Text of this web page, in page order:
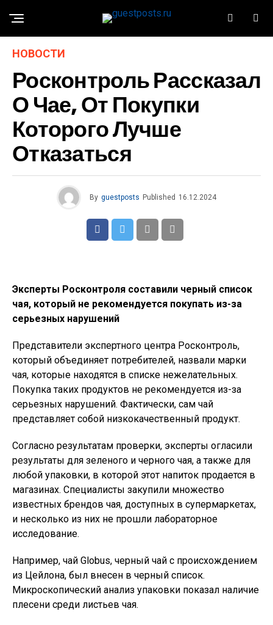
НОВОСТИ
Росконтроль Рассказал
О Чае, От Покупки
Которого Лучше
Отказаться
By guestposts Published 16.12.2024
Эксперты Росконтроля составили черный список
чая, который не рекомендуется покупать из-за
серьезных нарушений
Представители экспертного центра Росконтроль,
который объединяет потребителей, назвали марки
чая, которые находятся в списке нежелательных.
Покупка таких продуктов не рекомендуется из-за
серьезных нарушений. Фактически, сам чай
представляет собой низкокачественный продукт.
Согласно результатам проверки, эксперты огласили
результаты для зеленого и черного чая, а также для
любой упаковки, в которой этот напиток продается в
магазинах. Специалисты закупили множество
известных брендов чая, доступных в супермаркетах,
и несколько из них не прошли лабораторное
исследование.
Например, чай Globus, черный чай с происхождением
из Цейлона, был внесен в черный список.
Микроскопический анализ упаковки показал наличие
плесени среди листьев чая.